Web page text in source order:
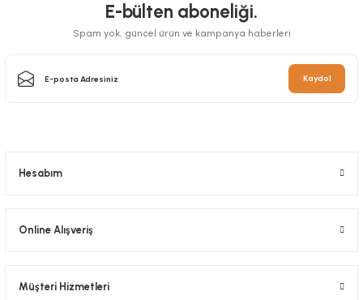
Sepete Ekle
E-bülten aboneliği.
Spam yok, güncel ürün ve kampanya haberleri
Kaydol
Hesabım
Online Alışveriş
Müşteri Hizmetleri